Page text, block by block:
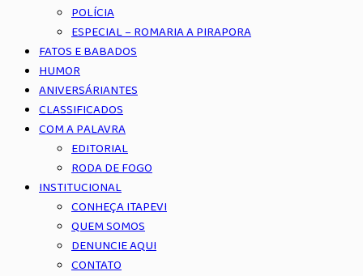
POLÍCIA
ESPECIAL – ROMARIA A PIRAPORA
FATOS E BABADOS
HUMOR
ANIVERSÁRIANTES
CLASSIFICADOS
COM A PALAVRA
EDITORIAL
RODA DE FOGO
INSTITUCIONAL
CONHEÇA ITAPEVI
QUEM SOMOS
DENUNCIE AQUI
CONTATO